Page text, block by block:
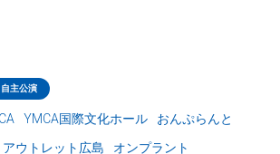
主公演
YMCA国際文化ホール
おんぷらんと
アウトレット広島
オンプラント